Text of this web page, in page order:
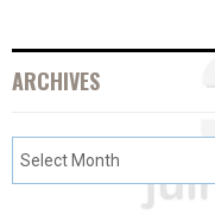
ARCHIVES